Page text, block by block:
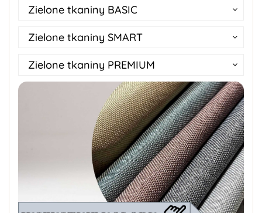
Zielone tkaniny BASIC
Zielone tkaniny SMART
Zielone tkaniny PREMIUM